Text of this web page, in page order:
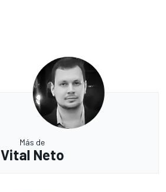
Más de
Vital Neto